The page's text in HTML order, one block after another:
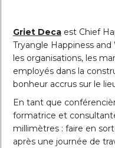
Griet Deca est Chief
Tryangle Happiness
les organisations, les
employés dans la
bonheur accrus sur le
En tant que
formatrice et
millimètres : faire en
après une journée de